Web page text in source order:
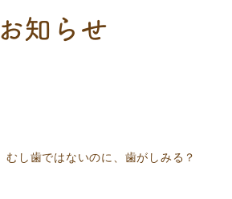
お知らせ
むし歯ではないのに、歯がしみる？